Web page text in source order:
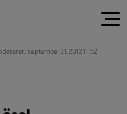
september 21, 2012 11:52